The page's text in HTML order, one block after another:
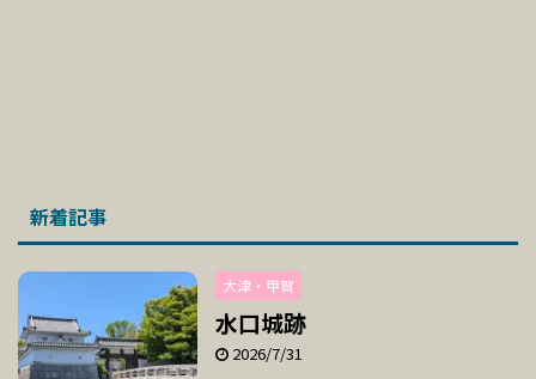
新着記事
大津・甲賀
水口城跡
2026/7/31